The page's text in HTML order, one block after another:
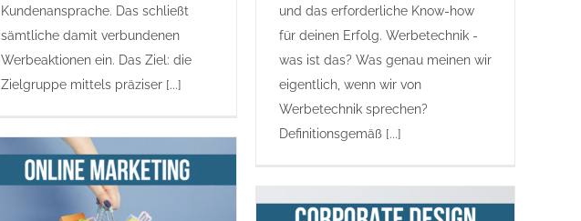
Kundenansprache. Das schließt
sämtliche damit verbundenen
Werbeaktionen ein. Das Ziel: die
Zielgruppe mittels präziser [...]
und das erforderliche Know-how
für deinen Erfolg. Werbetechnik -
was ist das? Was genau meinen wir
eigentlich, wenn wir von
Werbetechnik sprechen?
Definitionsgemäß [...]
Fotos
und mehrInternetagentur für den Raum
Ihr Corporate Design aus dem